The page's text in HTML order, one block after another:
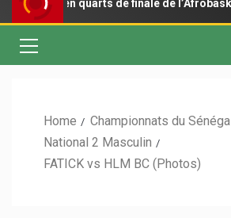
en quarts de finale de l’Afrobasket U18
Home
Championnats du Sénégal
National 2 Masculin
FATICK vs HLM BC (Photos)